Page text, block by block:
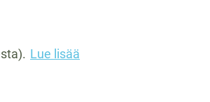
Lue lisää